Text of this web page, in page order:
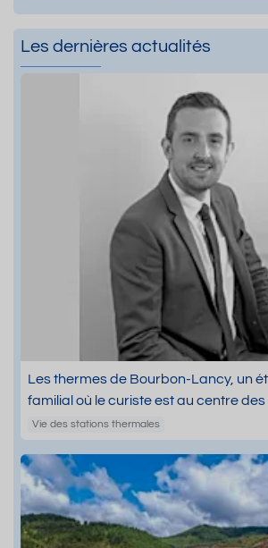
Les dernières actualités
Les thermes de Bourbon-Lancy, un
familial où le curiste est au centre
Vie des stations thermales